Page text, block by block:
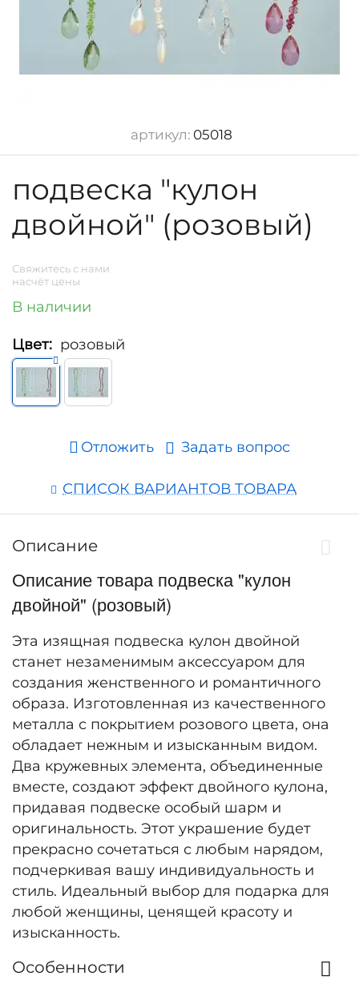
артикул: 05018
подвеска "кулон
двойной" (розовый)
Свяжитесь с нами
насчёт цены
В наличии
Цвет: розовый
Отложить Задать вопрос
СПИСОК ВАРИАНТОВ ТОВАРА
Описание
Описание товара подвеска "кулон
двойной" (розовый)
Эта изящная подвеска кулон двойной
станет незаменимым аксессуаром для
создания женственного и романтичного
образа. Изготовленная из качественного
металла с покрытием розового цвета, она
обладает нежным и изысканным видом.
Два кружевных элемента, объединенные
вместе, создают эффект двойного кулона,
придавая подвеске особый шарм и
оригинальность. Этот украшение будет
прекрасно сочетаться с любым нарядом,
подчеркивая вашу индивидуальность и
стиль. Идеальный выбор для подарка для
любой женщины, ценящей красоту и
изысканность.
Особенности